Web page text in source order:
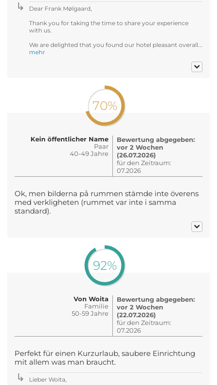
Dear Frank Mølgaard,
Thank you for taking the time to share your experience
with us.
We are delighted that you found our hotel pleasant overall...
mehr
70%
Kein öffentlicher Name
Paar
40-49 Jahre
Bewertung abgegeben:
vor 2 Wochen
(26.07.2026)
für den Zeitraum:
07.2026
Ok, men bilderna på rummen stämde inte överens
med verkligheten (rummet var inte i samma
standard).
92%
Von Woita
Familie
50-59 Jahre
Bewertung abgegeben:
vor 2 Wochen
(22.07.2026)
für den Zeitraum:
07.2026
Perfekt für einen Kurzurlaub, saubere Einrichtung
mit allem was man braucht.
Lieber Woita,